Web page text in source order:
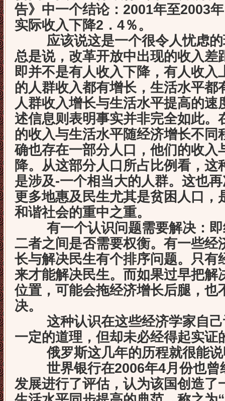
告》中一个结论：2001年至2003
实际收入下降2．4％。
应该说这是一个很令人忧虑的
总是说，改革开放中出现的收入差
即并不是有人收入下降，有人收入
的人群收入都有增长，生活水平都
人群收入增长与生活水平提高的速
述信息则表明事实并非完全如此。
的收入与生活水平随经济增长不同
确也存在一部分人口，他们的收入
降。从这部分人口所占比例看，这
是涉及-一个相当大的人群。这也
更多地惠及民生尤其是贫困人口，
和谐社会的重中之重。
有一个认识问题需要解决：即
二者之间是否需要权衡。有一些经
长与解决民生有个排序问题。只有
来才能解决民生。而如果过早把解
位置，可能会拖经济增长后腿，也
决。
这种认识在这些经济学家自己
一定的道理，但却未必经得起实证
俄罗斯这几年的历程就很能说
世界银行在2006年4月份也曾
发展进行了评估，认为该国创造了